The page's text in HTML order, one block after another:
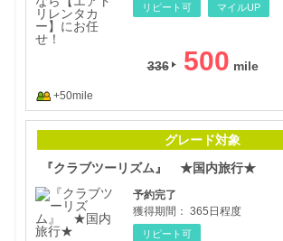
リピート可 マイルUP
336 500
+50mile
グレード対象
『クラブツーリズム』 ★国内旅行★
予約完了
獲得期間： 365日程度
リピート可